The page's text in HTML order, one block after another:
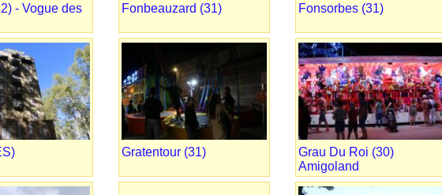
- Vogue des
Fonbeauzard (31) Fonsorbes (31)
Gratentour (31)
Grau Du Roi (30)
Amigoland